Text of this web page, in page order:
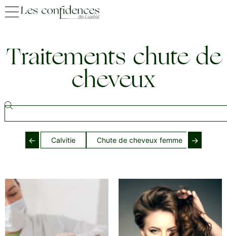
Traitements chute de
cheveux
← Calvitie Chute de cheveux femme →